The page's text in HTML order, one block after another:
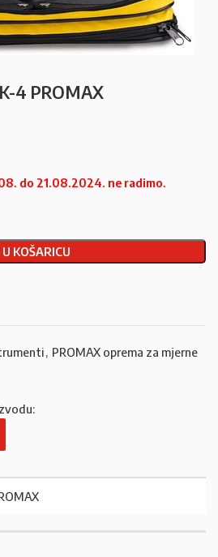
4 PROMAX
do 21.08.2024. ne radimo.
U KOŠARICU
, PROMAX oprema za mjerne